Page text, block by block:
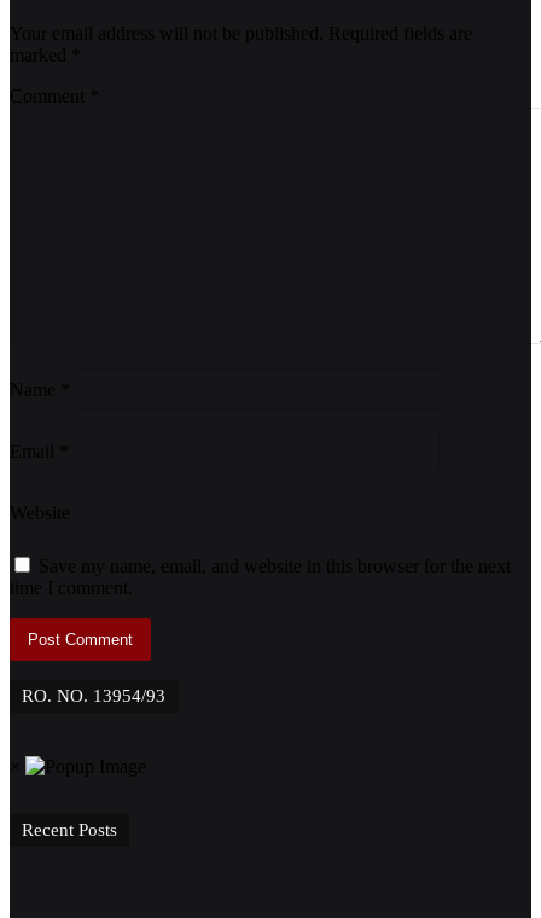
Your email address will not be published.
Required fields are
marked
Comment
Name
Email
Website
Save my name, email, and website in this browser for the next
time I comment.
RO. NO. 13954/93
×
Recent Posts